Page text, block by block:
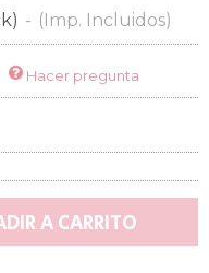
- (Imp. Incluidos)
Hacer pregunta
A CARRITO